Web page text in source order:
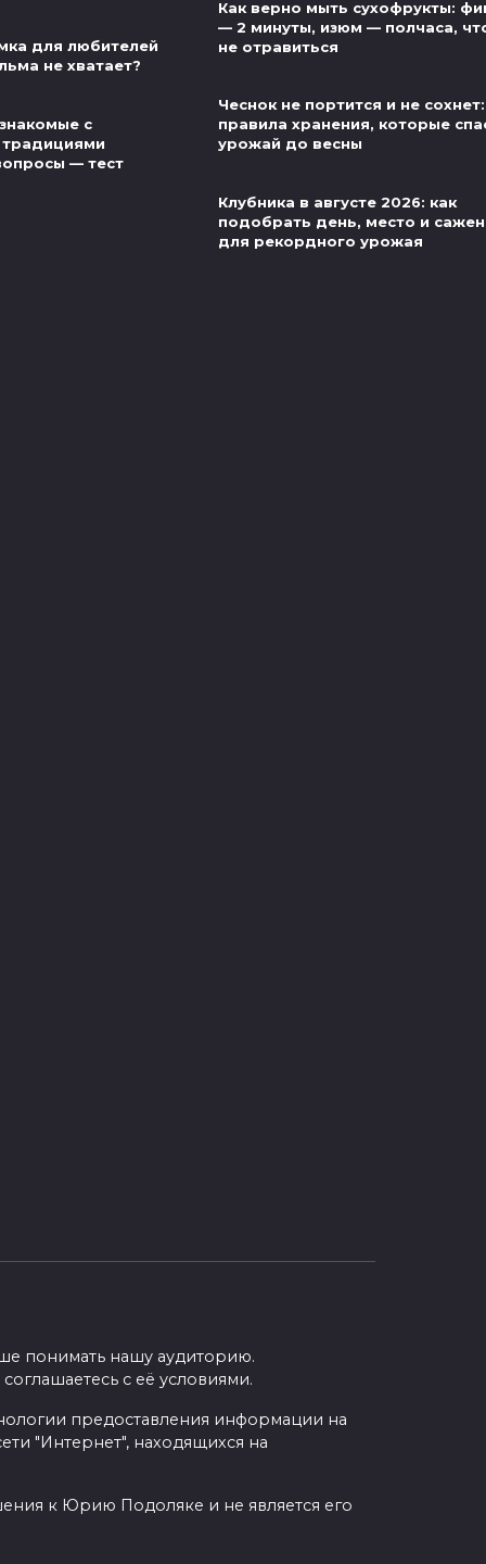
для любителей
не хватает?
с
— тест
Как верно мыть сухофрукты:
— 2 минуты, изюм — полчаса,
не отравиться
Чеснок не портится и не
правила хранения, которые
урожай до весны
Клубника в августе 2026: как
подобрать день, место и
для рекордного урожая
понимать нашу аудиторию.
с её условиями.
предоставления информации на
"Интернет", находящихся на
к Юрию Подоляке и не является его